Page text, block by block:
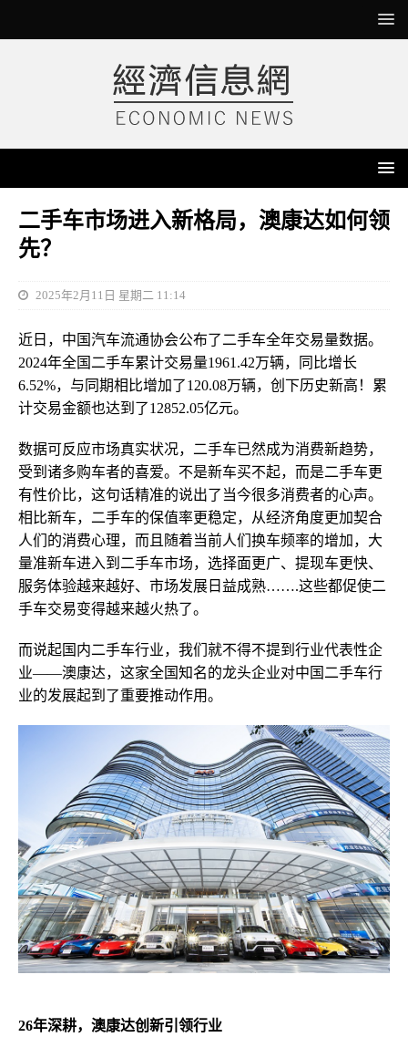
二手车市场进入新格局，澳康达如何领
先？
2025年2月11日 星期二 11:14
近日 ，中国汽车流通协会公布了二手车全年交易量数据。
2024年全国 二手车累计交易量1961.42万辆，同比增长
6.52%，与同期相比增加了120.08万辆， 创下历史新高！ 累
计交易金额也达到了12852.05亿元。
数据可反应市场真实状况，二手车已然成为消费新趋势，
受到诸多购车者的喜爱。 不是新车买不起，而是二手车更
有性价比， 这句话精准的说出了当今很多消费者的心声。
相比新车，二手车的保值率更稳定，从经济角度更加契合
人们的消费心理， 而且随着当前人们换车频率的增加，大
量准新车进入到二手车市场，选择面更广、提现车更快、
服务体验越来越好、市场发展日益成熟…….这些都促使二
手车交易变得越来越火热了。
而说起国内二手车行业，我们就不得不提到行业代表性企
业——澳康达，这家全国知名的龙头企业对中国二手车行
业的发展起到了重要推动作用。
26年深耕，澳康达创新引领行业